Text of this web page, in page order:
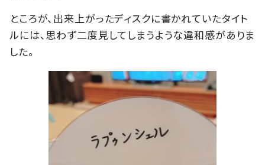
ところが、出来上がったディスクに書かれていたタイト
ルには、思わず二度見してしまうような違和感がありま
した。